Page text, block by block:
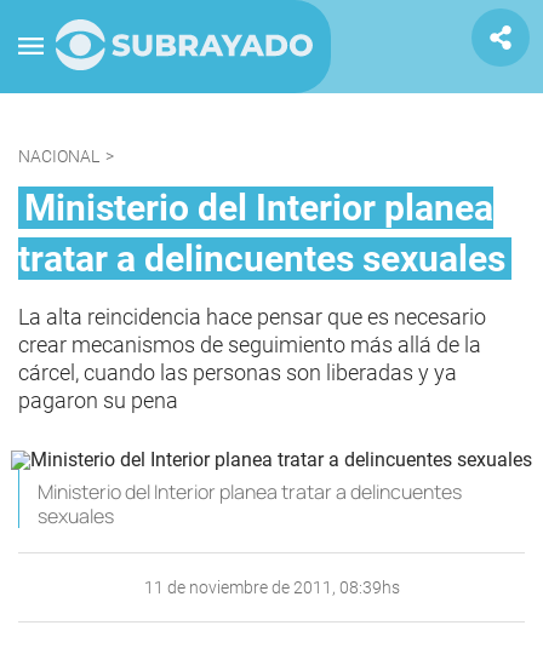
NACIONAL >
Ministerio del Interior planea
tratar a delincuentes sexuales
La alta reincidencia hace pensar que es necesario
crear mecanismos de seguimiento más allá de la
cárcel, cuando las personas son liberadas y ya
pagaron su pena
Ministerio del Interior planea tratar a delincuentes
sexuales
11 de noviembre de 2011, 08:39hs